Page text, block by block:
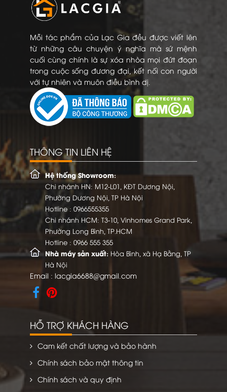
Mỗi tác phẩm của Lạc Gia đều được viết lên
từ những câu chuyện ý nghĩa mà sứ mệnh
cuối cùng chính là sự xóa nhòa mọi đứt đoạn
trong cuộc sống đương đại, kết nối con người
với tự nhiên và muôn điều bình dị.
THÔNG TIN LIÊN HỆ
Hệ thống Showroom:
Chi nhánh HN: M12-L01, KĐT Dương Nội,
Phường Dương Nội, TP Hà Nội
Hotline : 0966555355
Chi nhánh HCM: T3-10, Vinhomes Grand Park,
Phường Long Bình, TP.HCM
Hotline : 0966 555 355
Nhà máy sản xuất: Hòa Bình, xã Hạ Bằng, TP
Hà Nội
Email : lacgia6688@gmail.com
HỖ TRỢ KHÁCH HÀNG
Cam kết chất lượng và bảo hành
Chính sách bảo mật thông tin
Chính sách và quy định